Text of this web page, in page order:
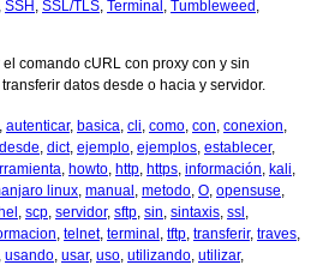
, SSH , SSL/TLS, Terminal , Tumbleweed ,
comando cURL con proxy con y sin
datos desde o hacia y servidor.
, autenticar, basica, cli, como, con, conexion,
desde, dict, ejemplo, ejemplos, establecer,
, howto, http, https, información, kali,
linux, manual , metodo, O, opensuse,
, scp, servidor, sftp, sin, sintaxis, ssl ,
, telnet, terminal , tftp, transferir, traves,
, usando, usar, uso, utilizando, utilizar,